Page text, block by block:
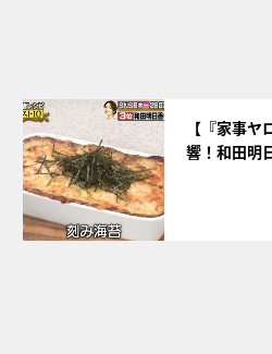
【『家事
響！和田明